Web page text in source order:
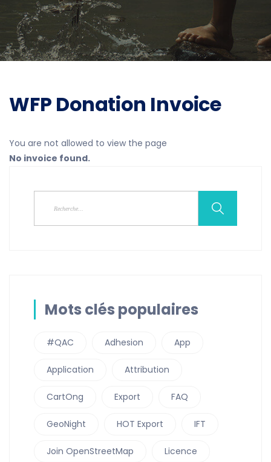
WFP Donation Invoice
You are not allowed to view the page
No invoice found.
Mots clés populaires
#QAC Adhesion App
Application Attribution
CartOng Export FAQ
GeoNight HOT Export IFT
Join OpenStreetMap Licence